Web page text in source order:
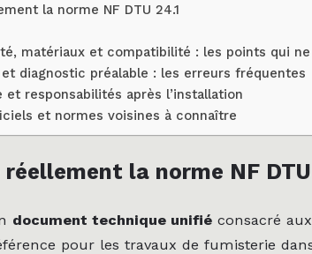
la norme NF DTU 24.1
matériaux et compatibilité : les points qui
diagnostic préalable : les erreurs fréquentes
et responsabilités après l’installation
et normes voisines à connaître
la norme NF DTU
document technique unifié consacré
pour les travaux de fumisterie